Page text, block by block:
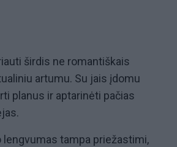
širdis ne romantiškais
artumu. Su jais įdomu
planus ir aptarinėti pačias
tampa priežastimi,